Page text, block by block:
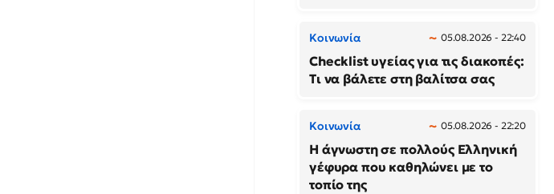
Κοινωνία 05.08.2026 - 22:40
Checklist υγείας για τις διακοπές:
Τι να βάλετε στη βαλίτσα σας
Κοινωνία 05.08.2026 - 22:20
Η άγνωστη σε πολλούς Ελληνική
γέφυρα που καθηλώνει με το
τοπίο της